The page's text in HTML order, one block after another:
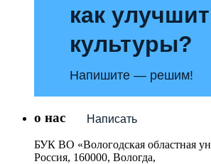
как
культуры?
Напишите — решим!
Написать
о нас
БУК ВО «Вологодская областная
Россия, 160000, Вологда,